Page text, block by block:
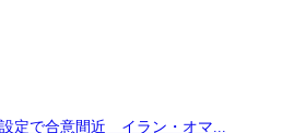
定で合意間近 イラン・オマ...